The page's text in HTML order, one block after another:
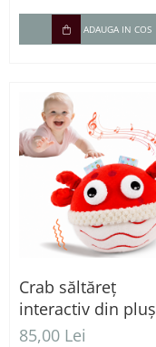
pescuit, sortator,
cifre și joc de rol
ADAUGA IN COS
Crab săltăreț
interactiv din pluș
pentru bebeluși cu
85,00 Lei